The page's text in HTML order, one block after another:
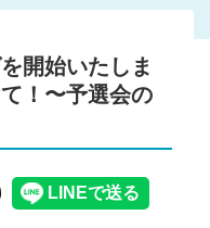
開始いたしま
！〜予選会の